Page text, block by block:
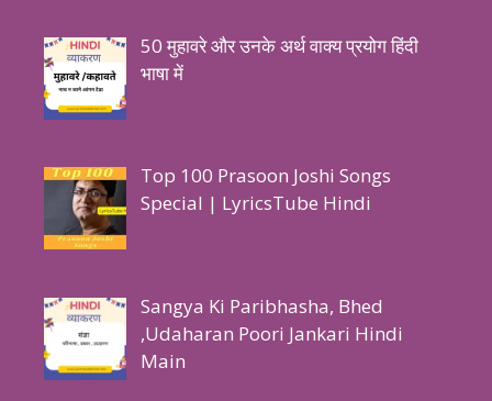
50 मुहावरे और उनके अर्थ वाक्य प्रयोग हिंदी
भाषा में
Top 100 Prasoon Joshi Songs
Special | LyricsTube Hindi
Sangya Ki Paribhasha, Bhed
,Udaharan Poori Jankari Hindi
Main